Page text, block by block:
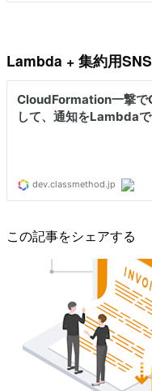
Lambda + 集約用SNS
この記事をシェアする